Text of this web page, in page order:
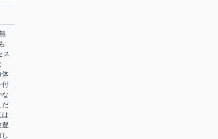
ス
体
付
な
だ
は
豊